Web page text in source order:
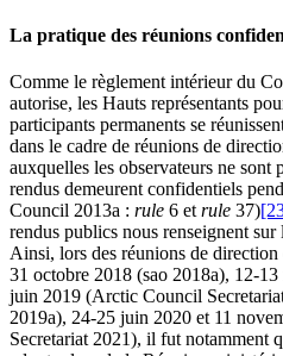
La pratique des réunions
Comme le règlement intérieur du
autorise, les Hauts représentants
participants permanents se
dans le cadre de réunions de
auxquelles les observateurs ne sont
rendus demeurent confidentiels
Council 2013a : rule 6 et rule 37)
rendus publics nous renseignent
Ainsi, lors des réunions de direction
31 octobre 2018 (sao 2018a), 12-
juin 2019 (Arctic Council
2019a), 24-25 juin 2020 et 11
Secretariat 2021), il fut notamment